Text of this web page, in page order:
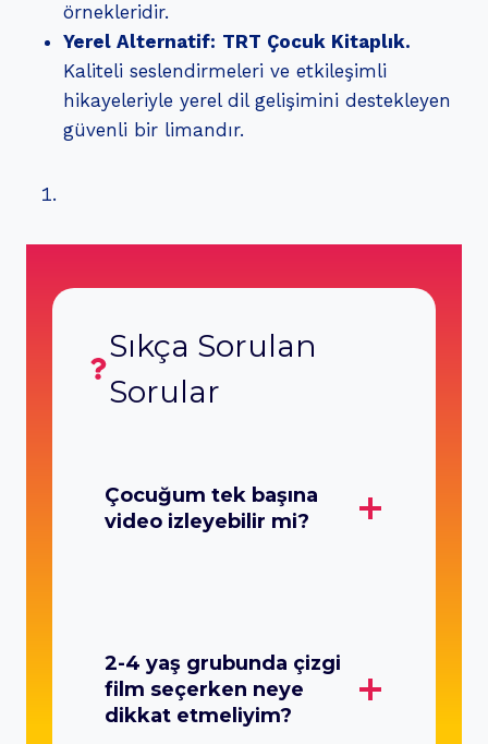
örnekleridir.
Yerel Alternatif: TRT Çocuk Kitaplık.
Kaliteli seslendirmeleri ve etkileşimli
hikayeleriyle yerel dil gelişimini destekleyen
güvenli bir limandır.
Sıkça Sorulan
Sorular
Çocuğum tek başına
video izleyebilir mi?
2-4 yaş grubunda çizgi
film seçerken neye
dikkat etmeliyim?